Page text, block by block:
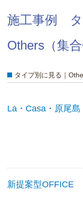
施工事例 タ
Others（集
タイプ別に見る｜
La・Casa・原尾島
新提案型OFFICE